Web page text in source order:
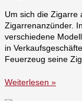
Um sich die Zigarre
Zigarrenanzünder.
verschiedene
in
Feuerzeug seine
Weiterlesen »